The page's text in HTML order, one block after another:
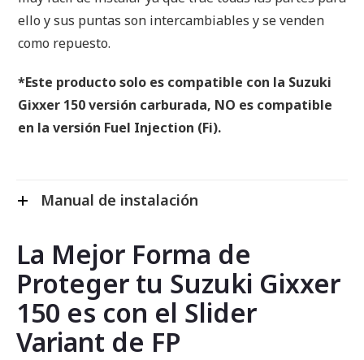
ello y sus puntas son intercambiables y se venden
como repuesto.
*Este producto solo es compatible con la Suzuki
Gixxer 150 versión carburada, NO es compatible
en la versión Fuel Injection (Fi).
Manual de instalación
La Mejor Forma de
Proteger tu Suzuki Gixxer
150 es con el Slider
Variant de FP